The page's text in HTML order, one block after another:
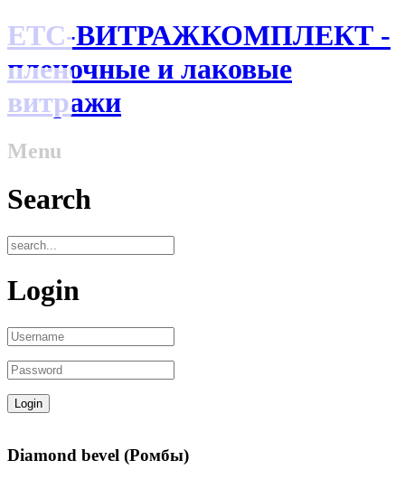
ЕТС-ВИТРАЖКОМПЛЕКТ -
пленочные и лаковые
витражи
Menu
Search
Login
Diamond bevel (Ромбы)